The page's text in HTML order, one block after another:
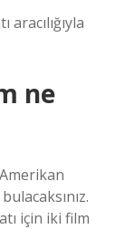
ne
için iki film